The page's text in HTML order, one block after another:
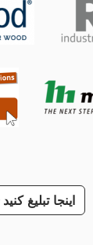
اینجا تبلیغ کنید